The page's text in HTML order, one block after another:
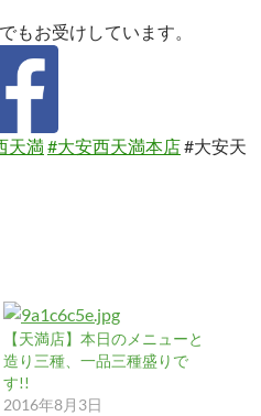
もお受けしています。
天満#大安西天満本店#大安天
【天満店】本日のメニューと
造り三種、一品三種盛りで
す!!
2016年8月3日